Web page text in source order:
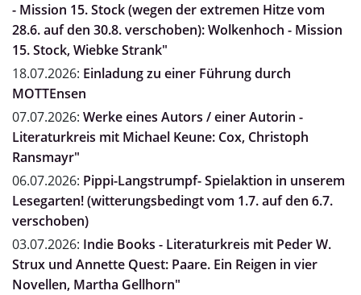
- Mission 15. Stock (wegen der extremen Hitze vom
28.6. auf den 30.8. verschoben): Wolkenhoch - Mission
15. Stock, Wiebke Strank"
18.07.2026: Einladung zu einer Führung durch
MOTTEnsen
07.07.2026: Werke eines Autors / einer Autorin -
Literaturkreis mit Michael Keune: Cox, Christoph
Ransmayr"
06.07.2026: Pippi-Langstrumpf- Spielaktion in unserem
Lesegarten! (witterungsbedingt vom 1.7. auf den 6.7.
verschoben)
03.07.2026: Indie Books - Literaturkreis mit Peder W.
Strux und Annette Quest: Paare. Ein Reigen in vier
Novellen, Martha Gellhorn"